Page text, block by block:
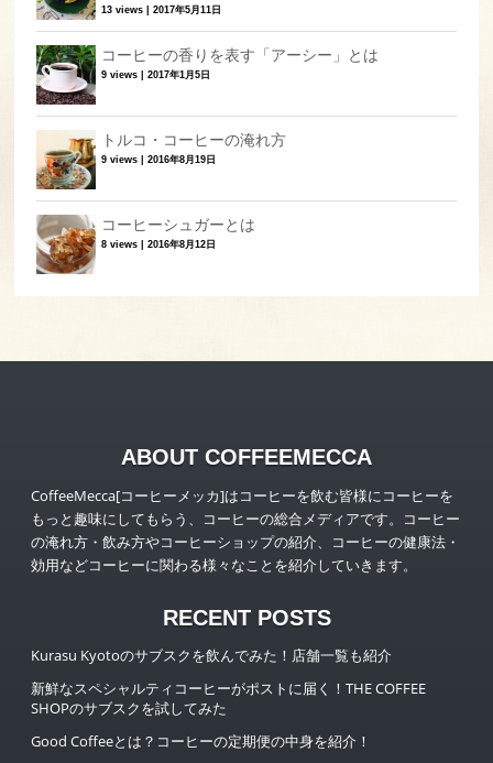
13 views |2017年5月11日
コーヒーの香りを表す「アーシー」とは
9 views |2017年1月5日
トルコ・コーヒーの淹れ方
9 views |2016年8月19日
コーヒーシュガーとは
8 views |2016年8月12日
ABOUT COFFEEMECCA
CoffeeMecca[コーヒーメッカ]はコーヒーを飲む皆様にコーヒーを
もっと趣味にしてもらう、コーヒーの総合メディアです。コーヒー
の淹れ方・飲み方やコーヒーショップの紹介、コーヒーの健康法・
効用などコーヒーに関わる様々なことを紹介していきます。
RECENT POSTS
Kurasu Kyotoのサブスクを飲んでみた！店舗一覧も紹介
新鮮なスペシャルティコーヒーがポストに届く！THE COFFEE
SHOPのサブスクを試してみた
Good Coffeeとは？コーヒーの定期便の中身を紹介！